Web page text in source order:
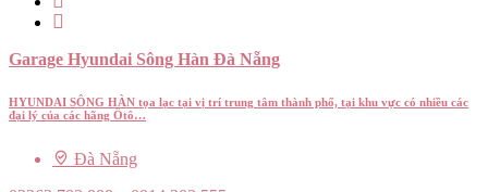
Garage Hyundai Sông Hàn Đà Nẵng
HYUNDAI SÔNG HÀN tọa lạc tại vị trí trung tâm thành phố, tại khu vực có nhiều các
đại lý của các hãng Ôtô…
Đà Nẵng